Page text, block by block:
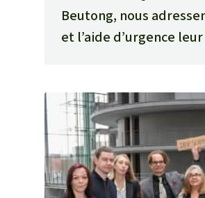
Beutong, nous
et l’aide d’urgence